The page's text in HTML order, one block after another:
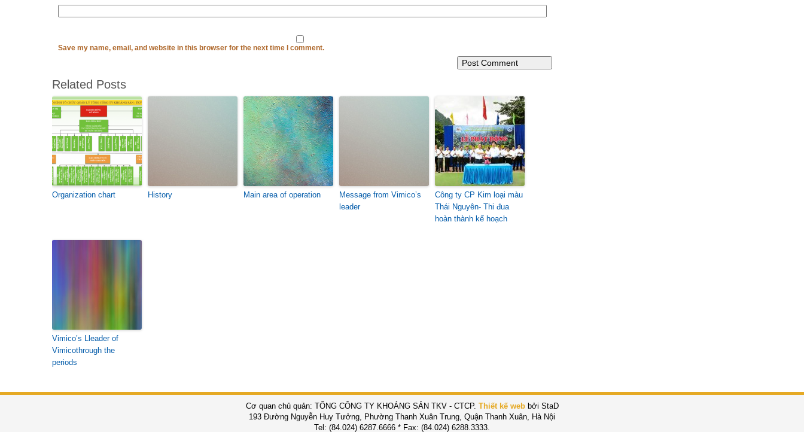
Save my name, email, and website in this browser for the next time I comment.
Related Posts
Organization chart History Main area of operation
Message from Vimico’s
leader
Công ty CP Kim loại màu
Thái Nguyên- Thi đua
hoàn thành kế hoạch
Vimico’s Lleader of
Vimicothrough the
periods
Cơ quan chủ quản: TỔNG CÔNG TY KHOÁNG SẢN TKV - CTCP. Thiết kế webbởi StaD
193 Đường Nguyễn Huy Tưởng, Phường Thanh Xuân Trung, Quận Thanh Xuân, Hà Nội
Tel: (84.024) 6287.6666 * Fax: (84.024) 6288.3333.